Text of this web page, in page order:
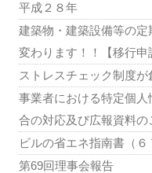
平成２８年
建築物・建築設備等の
変わります！！【移行申
ストレスチェック制度が
事業者における特定個
合の対応及び広報資料の
ビルの省エネ指南書（６
第69回理事会報告